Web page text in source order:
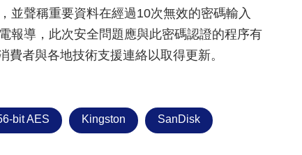
並聲稱重要資料在經過10次無效的密碼輸入
報導，此次安全問題應與此密碼認證的程序有
者與各地技術支援連絡以取得更新。
bit AES Kingston SanDisk